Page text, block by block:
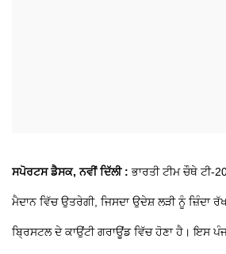
ਸਪੋਰਟਸ ਡੈਸਕ, ਨਵੀਂ ਦਿੱਲੀ :ਭਾਰਤੀ ਟੀਮ ਚੌਥੇ ਟੀ-
ਮੈਦਾਨ ਵਿੱਚ ਉਤਰੇਗੀ, ਜਿਸਦਾ ਉਦੇਸ਼ ਲੜੀ ਨੂੰ ਜ਼ਿੰਦਾ
ਬ੍ਰਿਸਟਲ ਦੇ ਕਾਉਂਟੀ ਗਰਾਊਂਡ ਵਿੱਚ ਹੋਣਾ ਹੈ। ਇਸ